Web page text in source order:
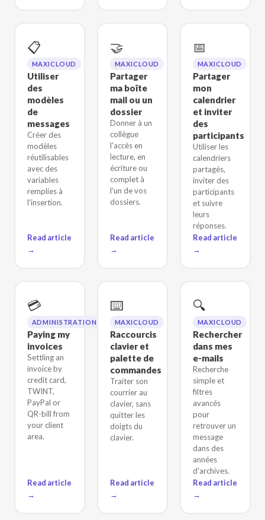
📋
MAXICLOUD
Utiliser
des
modèles
de
messages
Créer des
modèles
réutilisables
avec des
variables
remplies à
l'insertion.
Read article
→
🤝
MAXICLOUD
Partager
ma boîte
mail ou un
dossier
Donner à un
collègue
l'accès en
lecture, en
écriture ou
complet à
l'un de vos
dossiers.
Read article
→
📅
MAXICLOUD
Partager
mon
calendrier
et inviter
des
participants
Utiliser les
calendriers
partagés,
inviter des
participants
et suivre
leurs
réponses.
Read article
→
💳
ADMINISTRATION
Paying my
invoices
Settling an
invoice by
credit card,
TWINT,
PayPal or
QR-bill from
your client
area.
Read article
→
⌨️
MAXICLOUD
Raccourcis
clavier et
palette de
commandes
Traiter son
courrier au
clavier, sans
quitter les
doigts du
clavier.
Read article
→
🔍
MAXICLOUD
Rechercher
dans mes
e-mails
Recherche
simple et
filtres
avancés
pour
retrouver un
message
dans des
années
d'archives.
Read article
→